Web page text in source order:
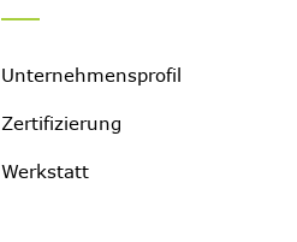
Unternehmensprofil
Zertifizierung
Werkstatt